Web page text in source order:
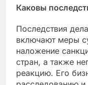
Каковы
Последствия
включают меры
наложение
стран, а также
реакцию. Его